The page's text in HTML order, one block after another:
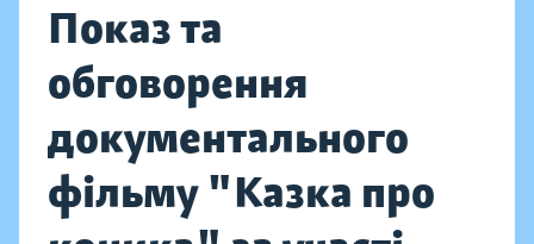
Показ та
обговорення
документального
фільму "Казка про